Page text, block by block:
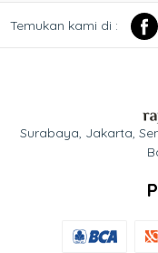
Temukan kami di :
Surabaya, Jakarta,